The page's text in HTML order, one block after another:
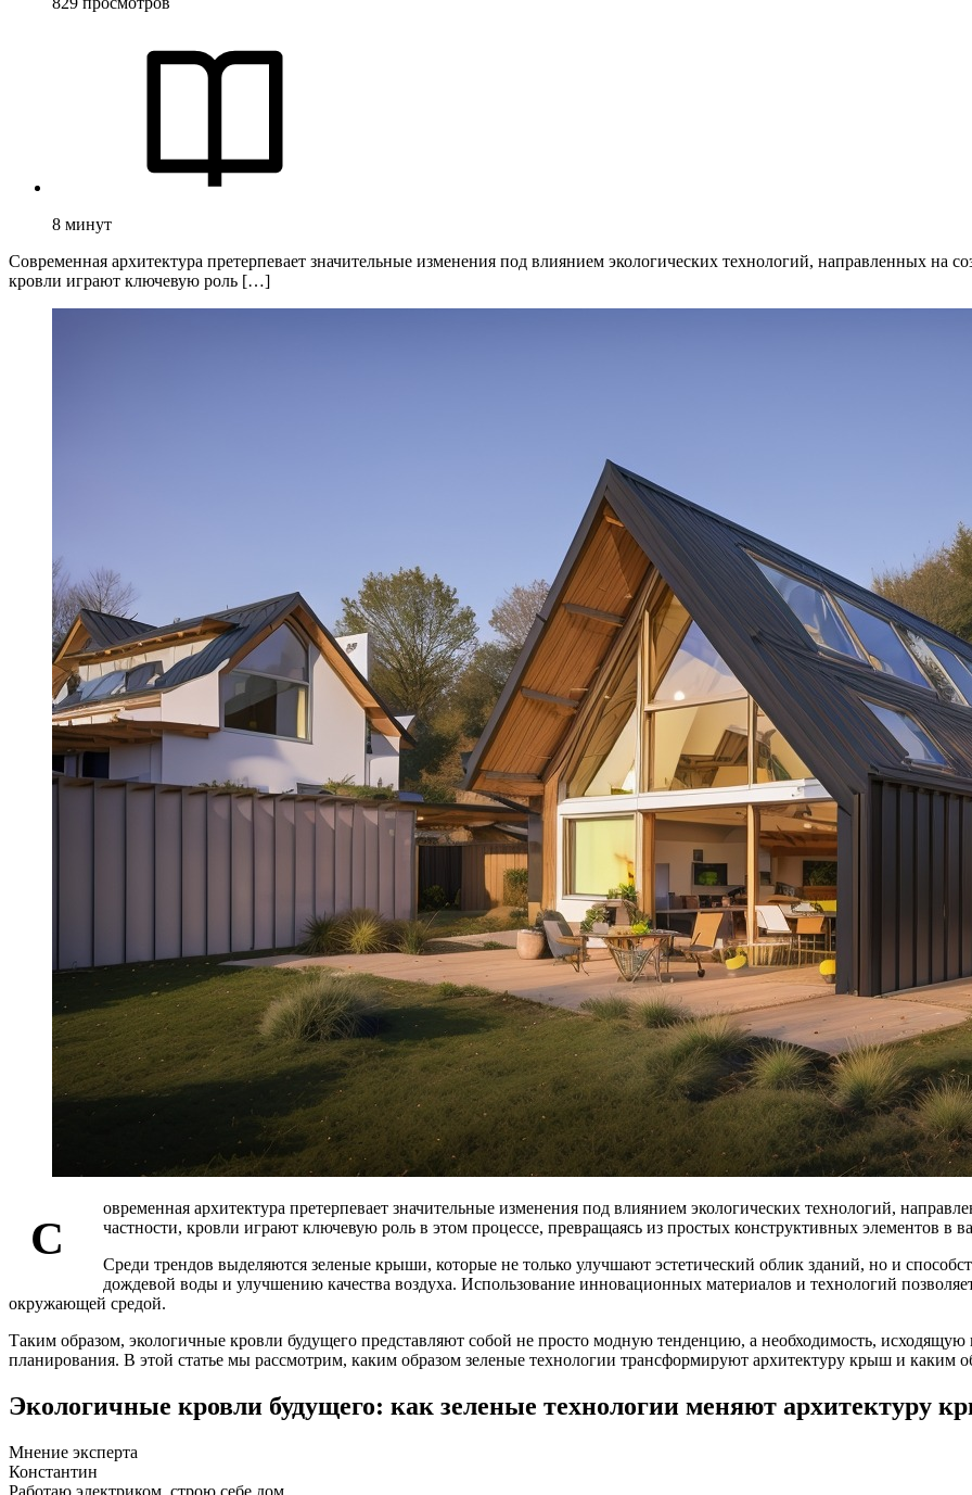
8 минут
Современная архитектура претерпевает значительные изменения под влиянием экологических технологий, направленных на
кровли играют ключевую роль […]
С
овременная архитектура претерпевает значительные изменения под влиянием экологических технологий,
частности, кровли играют ключевую роль в этом процессе, превращаясь из простых конструктивных элементов в
Среди трендов выделяются зеленые крыши, которые не только улучшают эстетический облик зданий, но и
дождевой воды и улучшению качества воздуха. Использование инновационных материалов и технологий
окружающей средой.
Таким образом, экологичные кровли будущего представляют собой не просто модную тенденцию, а необходимость, исходящую
планирования. В этой статье мы рассмотрим, каким образом зеленые технологии трансформируют архитектуру крыш и каким
Экологичные кровли будущего: как зеленые технологии меняют архитектуру
Мнение эксперта
Константин
Работаю электриком, строю себе дом.